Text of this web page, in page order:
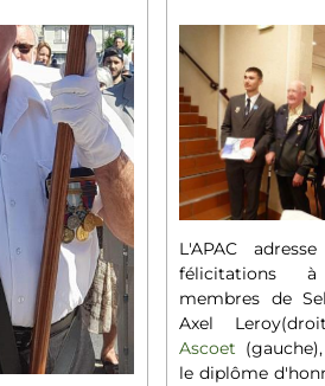
L'APAC
félicitations
membres de
Axel
Ascoet
le diplôme